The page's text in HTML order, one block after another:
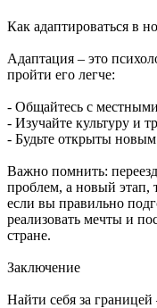
Как адаптироваться в
Адаптация – это
пройти его легче:
- Общайтесь с
- Изучайте культуру и
- Будьте открыты
Важно помнить:
проблем, а новый
если вы правильно
реализовать мечты и
стране.
Заключение
Найти себя за границей